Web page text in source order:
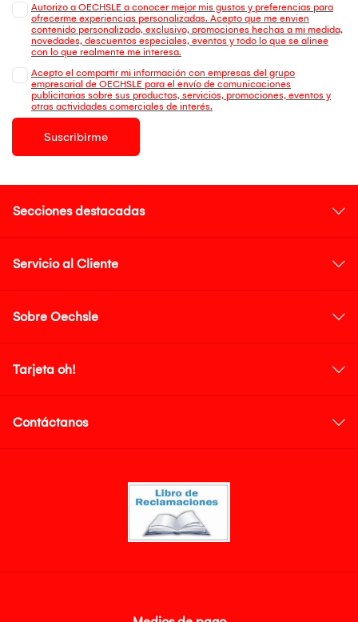
Autorizo a OECHSLE a conocer mejor mis gustos y preferencias para
ofrecerme experiencias personalizadas. Acepto que me envien
contenido personalizado, exclusivo, promociones hechas a mi medida,
novedades, descuentos especiales, eventos y todo lo que se alinee
con lo que realmente me interesa.
Acepto el compartir mi información con empresas del grupo
empresarial de OECHSLE para el envío de comunicaciones
publicitarias sobre sus productos, servicios, promociones, eventos y
otras actividades comerciales de interés.
Suscribirme
Secciones destacadas
Servicio al Cliente
Sobre Oechsle
Tarjeta oh!
Contáctanos